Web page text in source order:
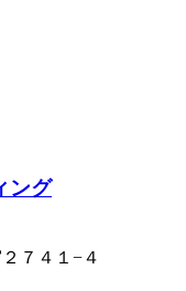
ング
７４１−４